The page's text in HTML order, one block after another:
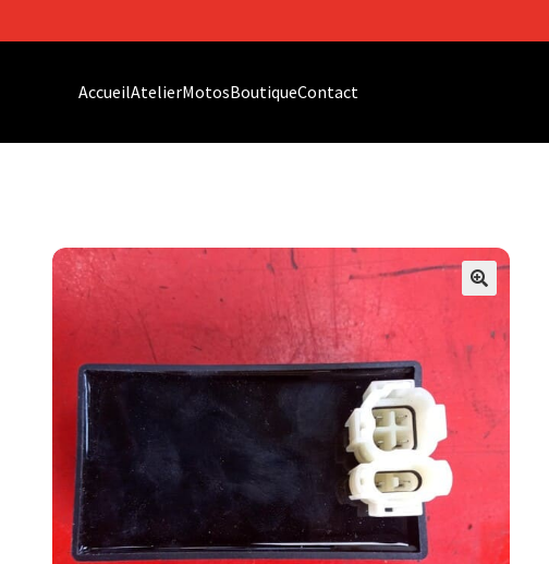
AccueilAtelierMotosBoutiqueContact